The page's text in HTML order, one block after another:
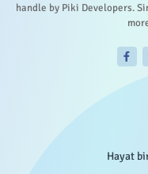
handle by Piki Developers.
Hayat